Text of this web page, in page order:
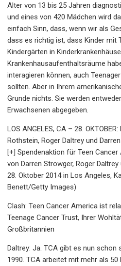
Alter von 13 bis 25 Jahren
und eines von 420 Mädchen wird
einfach Sinn, dass, wenn wir als
dass es richtig ist, dass Kinder mit
Kindergärten in
Krankenhausaufenthaltsräume
interagieren können, auch
sollten. Aber in Ihrem
Grunde nichts. Sie werden
Erwachsenen abgegeben.
LOS ANGELES, CA – 28.
Rothstein, Roger Daltrey und
[+] Spendenaktion für Teen
von Darren Strowger, Roger
28. Oktober 2014 in Los Angeles,
Benett/Getty Images)
Clash: Teen Cancer America ist
Teenage Cancer Trust, Ihrer
Großbritannien
Daltrey: Ja. TCA gibt es nun schon
1990. TCA arbeitet mit mehr als 50